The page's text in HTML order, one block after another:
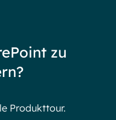
zu
Produkttour.